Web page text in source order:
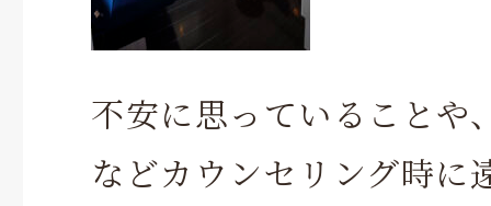
不安に思っていることや
などカウンセリング時に